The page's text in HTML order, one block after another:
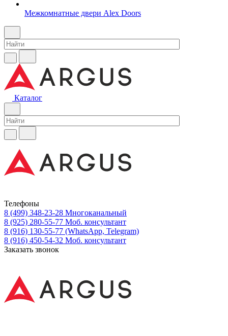
Межкомнатные двери Alex Doors
Каталог
Телефоны
8 (499) 348-23-28 Многоканальный
8 (925) 280-55-77 Моб. консультант
8 (916) 130-55-77 (WhatsApp, Telegram)
8 (916) 450-54-32 Моб. консультант
Заказать звонок